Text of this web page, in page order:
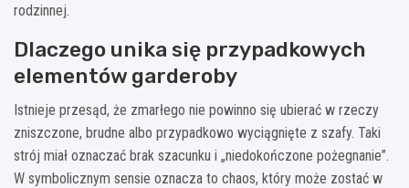
rodzinnej.
Dlaczego unika się przypadkowych
elementów garderoby
Istnieje przesąd, że zmarłego nie powinno się ubierać w rzeczy
zniszczone, brudne albo przypadkowo wyciągnięte z szafy. Taki
strój miał oznaczać brak szacunku i „niedokończone pożegnanie”.
W symbolicznym sensie oznacza to chaos, który może zostać w